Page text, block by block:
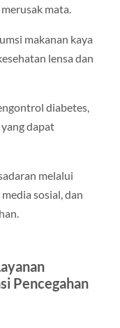
mata.
makanan kaya
lensa dan
diabetes,
dapat
melalui
sosial, dan
Pencegahan